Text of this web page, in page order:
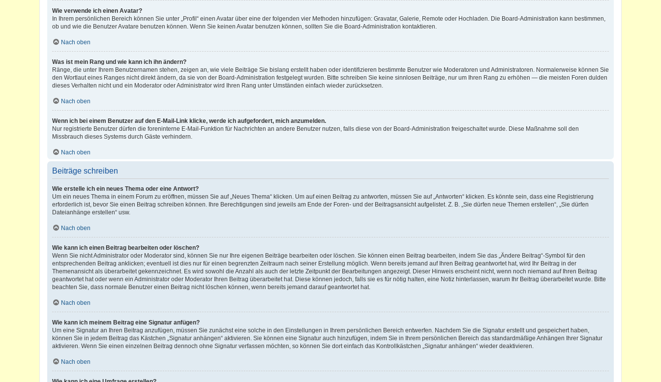
Wie verwende ich einen Avatar?
In Ihrem persönlichen Bereich können Sie unter „Profil“ einen Avatar über eine der folgenden vier Methoden hinzufügen: Gravatar, Galerie, Remote oder Hochladen. Die Board-Administration kann bestimmen,
ob und wie die Benutzer Avatare benutzen können. Wenn Sie keinen Avatar benutzen können, sollten Sie die Board-Administration kontaktieren.
Nach oben
Was ist mein Rang und wie kann ich ihn ändern?
Ränge, die unter Ihrem Benutzernamen stehen, zeigen an, wie viele Beiträge Sie bislang erstellt haben oder identifizieren bestimmte Benutzer wie Moderatoren und Administratoren. Normalerweise können Sie
den Wortlaut eines Ranges nicht direkt ändern, da sie von der Board-Administration festgelegt wurden. Bitte schreiben Sie keine sinnlosen Beiträge, nur um Ihren Rang zu erhöhen — die meisten Foren dulden
dieses Verhalten nicht und ein Moderator oder Administrator wird Ihren Rang unter Umständen einfach wieder zurücksetzen.
Nach oben
Wenn ich bei einem Benutzer auf den E-Mail-Link klicke, werde ich aufgefordert, mich anzumelden.
Nur registrierte Benutzer dürfen die foreninterne E-Mail-Funktion für Nachrichten an andere Benutzer nutzen, falls diese von der Board-Administration freigeschaltet wurde. Diese Maßnahme soll den
Missbrauch dieses Systems durch Gäste verhindern.
Nach oben
Beiträge schreiben
Wie erstelle ich ein neues Thema oder eine Antwort?
Um ein neues Thema in einem Forum zu eröffnen, müssen Sie auf „Neues Thema“ klicken. Um auf einen Beitrag zu antworten, müssen Sie auf „Antworten“ klicken. Es könnte sein, dass eine Registrierung
erforderlich ist, bevor Sie einen Beitrag schreiben können. Ihre Berechtigungen sind jeweils am Ende der Foren- und der Beitragsansicht aufgelistet. Z. B. „Sie dürfen neue Themen erstellen“, „Sie dürfen
Dateianhänge erstellen“ usw.
Nach oben
Wie kann ich einen Beitrag bearbeiten oder löschen?
Wenn Sie nicht Administrator oder Moderator sind, können Sie nur Ihre eigenen Beiträge bearbeiten oder löschen. Sie können einen Beitrag bearbeiten, indem Sie das „Ändere Beitrag“-Symbol für den
entsprechenden Beitrag anklicken; eventuell ist dies nur für einen begrenzten Zeitraum nach seiner Erstellung möglich. Wenn bereits jemand auf Ihren Beitrag geantwortet hat, wird Ihr Beitrag in der
Themenansicht als überarbeitet gekennzeichnet. Es wird sowohl die Anzahl als auch der letzte Zeitpunkt der Bearbeitungen angezeigt. Dieser Hinweis erscheint nicht, wenn noch niemand auf Ihren Beitrag
geantwortet hat oder wenn ein Administrator oder Moderator Ihren Beitrag überarbeitet hat. Diese können jedoch, falls sie es für nötig halten, eine Notiz hinterlassen, warum Ihr Beitrag überarbeitet wurde. Bitte
beachten Sie, dass normale Benutzer einen Beitrag nicht löschen können, wenn bereits jemand darauf geantwortet hat.
Nach oben
Wie kann ich meinem Beitrag eine Signatur anfügen?
Um eine Signatur an Ihren Beitrag anzufügen, müssen Sie zunächst eine solche in den Einstellungen in Ihrem persönlichen Bereich entwerfen. Nachdem Sie die Signatur erstellt und gespeichert haben,
können Sie in jedem Beitrag das Kästchen „Signatur anhängen“ aktivieren. Sie können eine Signatur auch hinzufügen, indem Sie in Ihrem persönlichen Bereich das standardmäßige Anhängen Ihrer Signatur
aktivieren. Wenn Sie einen einzelnen Beitrag dennoch ohne Signatur verfassen möchten, so können Sie dort einfach das Kontrollkästchen „Signatur anhängen“ wieder deaktivieren.
Nach oben